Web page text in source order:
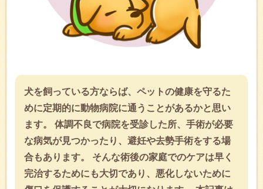
犬を飼っている方ならば、ペットの健康を守るた
めに定期的に動物病院に通うことがあるかと思い
ます。 体調不良で病院を受診した所、手術が必要
な病気が見つかったり、避妊や去勢手術をする場
合もあります。 そんな術後の家庭でのケアは早く
完治するためにも大切であり、悪化しないために